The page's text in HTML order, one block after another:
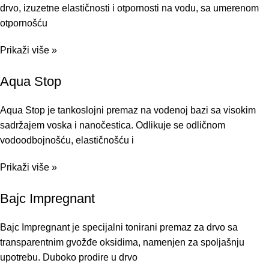
drvo, izuzetne elastičnosti i otpornosti na vodu, sa umerenom
otpornošću
Prikaži više »
Aqua Stop
Aqua Stop je tankoslojni premaz na vodenoj bazi sa visokim
sadržajem voska i nanočestica. Odlikuje se odličnom
vodoodbojnošću, elastičnošću i
Prikaži više »
Bajc Impregnant
Bajc Impregnant je specijalni tonirani premaz za drvo sa
transparentnim gvožđe oksidima, namenjen za spoljašnju
upotrebu. Duboko prodire u drvo